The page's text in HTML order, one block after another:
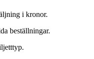
i kronor.
beställningar.